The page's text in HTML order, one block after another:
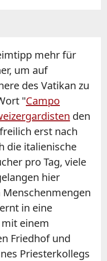
mehr für
um auf
des Vatikan zu
"Campo
den
erst nach
die italienische
pro Tag, viele
hier
in eine
einem
Friedhof und
Priesterkollegs